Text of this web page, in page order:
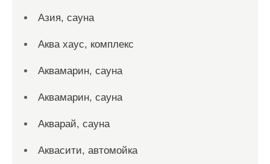
Азия, сауна
Аква хаус, комплекс
Аквамарин, сауна
Аквамарин, сауна
Акварай, сауна
Аквасити, автомойка